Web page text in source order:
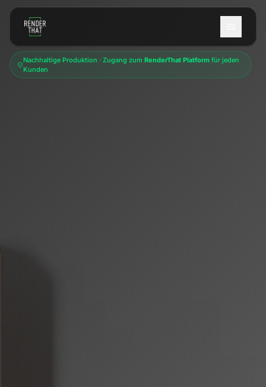
Zum Hauptinhalt springen
Nachhaltige Produktion · Zugang zum RenderThat Platform für jeden
Kunden